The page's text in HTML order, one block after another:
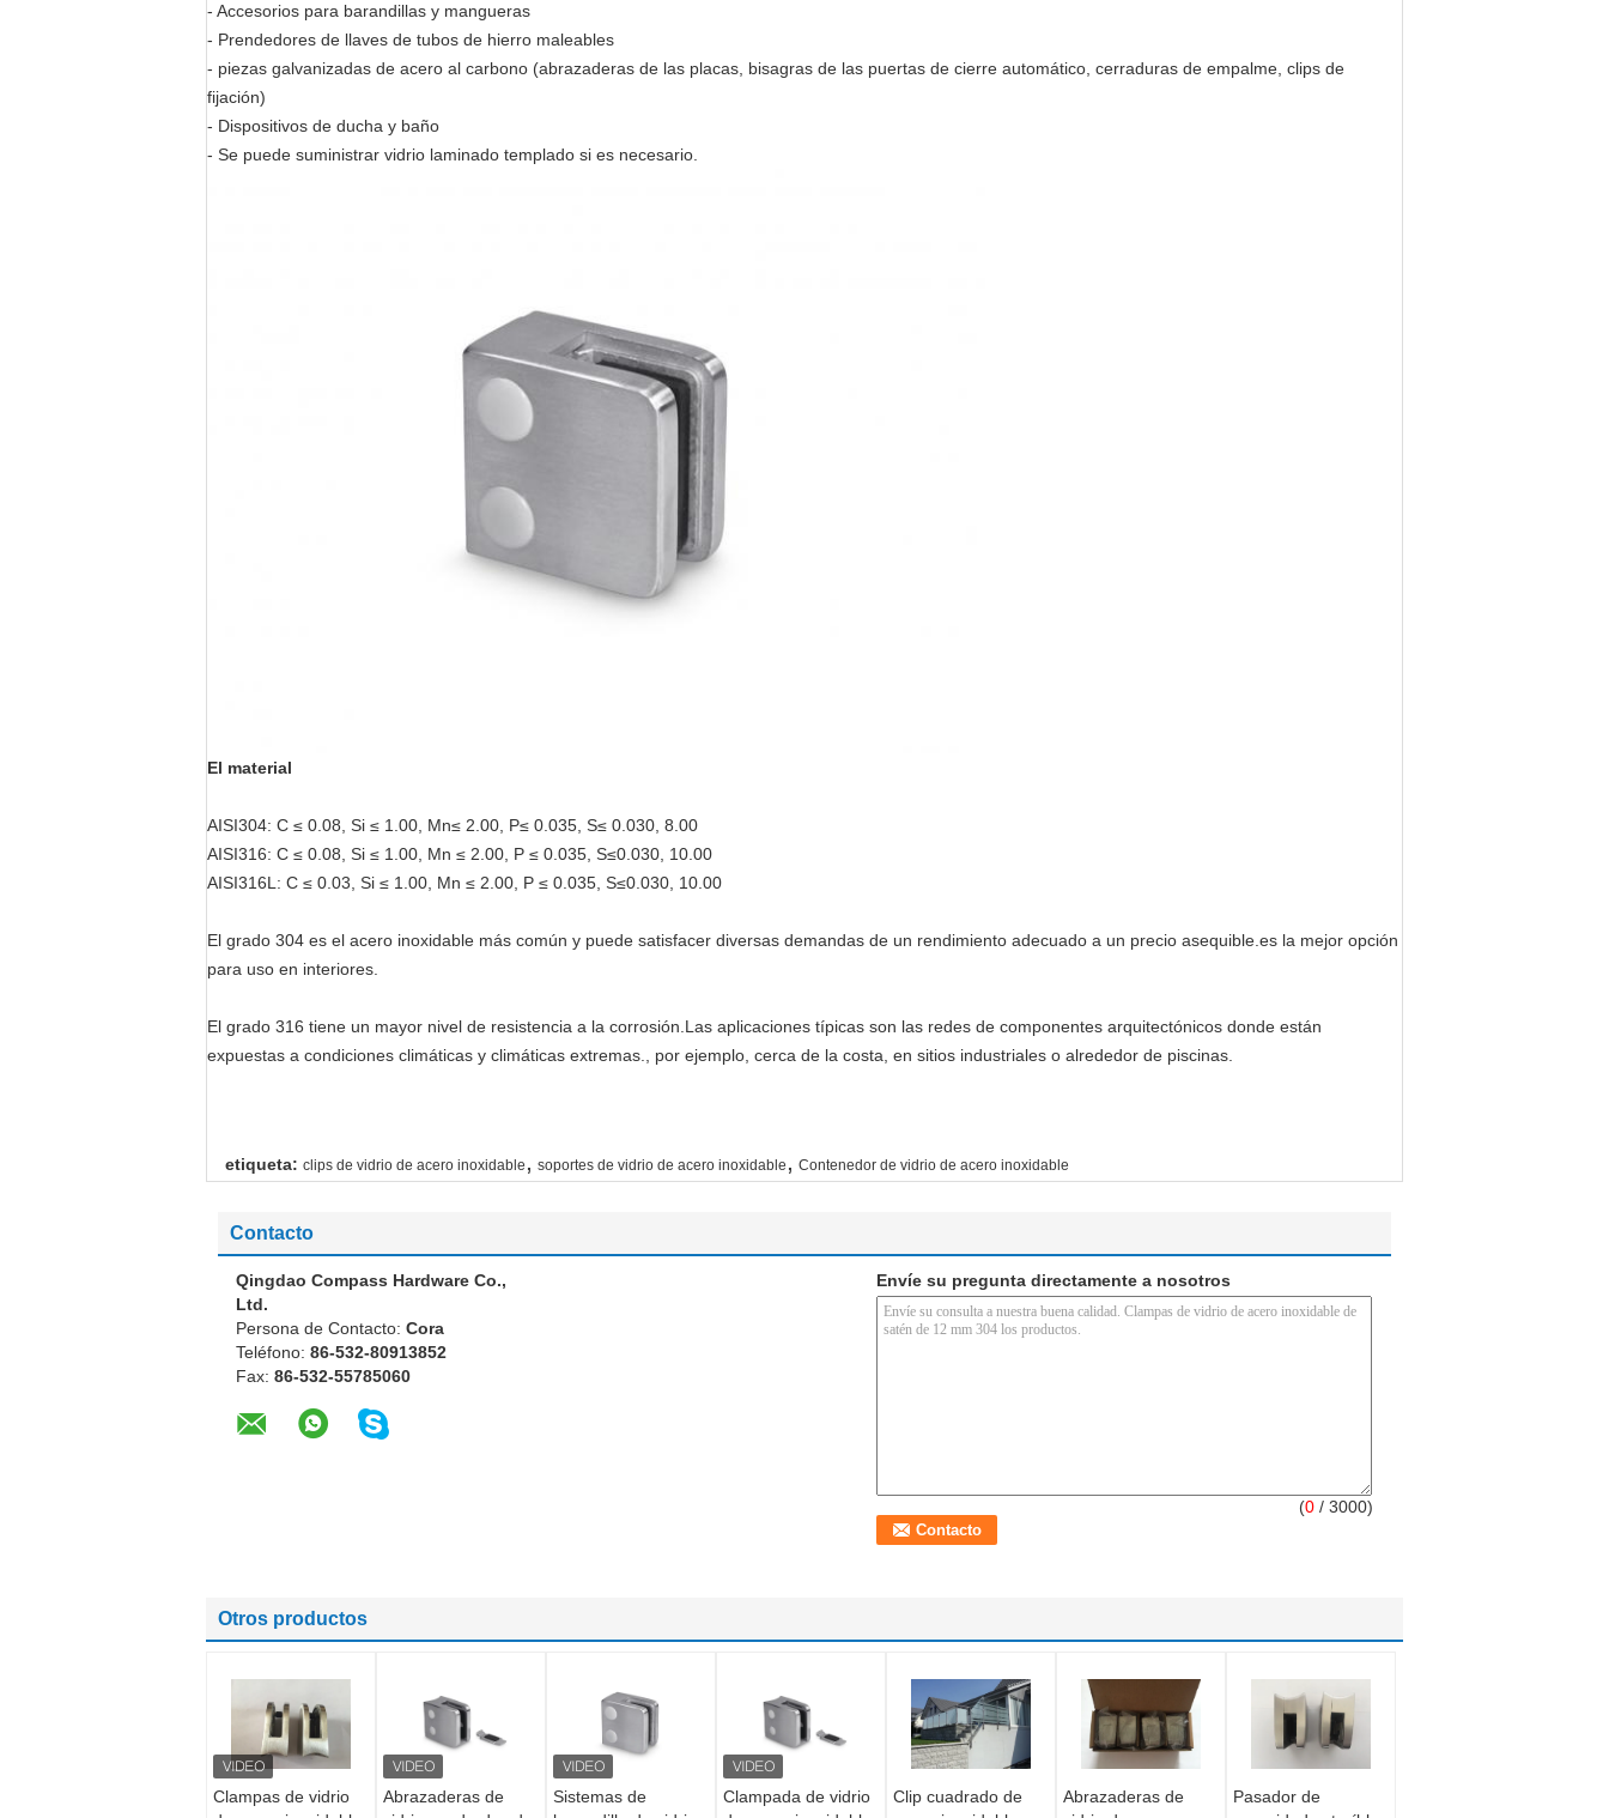
- Accesorios para barandillas y mangueras
- Prendedores de llaves de tubos de hierro maleables
- piezas galvanizadas de acero al carbono (abrazaderas de las placas, bisagras de las puertas de cierre automático, cerraduras de empalme, clips de
fijación)
- Dispositivos de ducha y baño
- Se puede suministrar vidrio laminado templado si es necesario.
El material
AISI304: C ≤ 0.08, Si ≤ 1.00, Mn≤ 2.00, P≤ 0.035, S≤ 0.030, 8.00
AISI316: C ≤ 0.08, Si ≤ 1.00, Mn ≤ 2.00, P ≤ 0.035, S≤0.030, 10.00
AISI316L: C ≤ 0.03, Si ≤ 1.00, Mn ≤ 2.00, P ≤ 0.035, S≤0.030, 10.00
El grado 304 es el acero inoxidable más común y puede satisfacer diversas demandas de un rendimiento adecuado a un precio asequible.es la mejor opción
para uso en interiores.
El grado 316 tiene un mayor nivel de resistencia a la corrosión.Las aplicaciones típicas son las redes de componentes arquitectónicos donde están
expuestas a condiciones climáticas y climáticas extremas., por ejemplo, cerca de la costa, en sitios industriales o alrededor de piscinas.
etiqueta: clips de vidrio de acero inoxidable soportes de vidrio de acero inoxidable Contenedor de vidrio de acero inoxidable
Contacto
Qingdao Compass Hardware Co.,
Ltd.
Persona de Contacto: Cora
Teléfono: 86-532-80913852
Fax: 86-532-55785060
Envíe su pregunta directamente a nosotros
(0 / 3000)
Otros productos
Clampas de vidrio
Abrazaderas de
Sistemas de
Clampada de vidrio
Clip cuadrado de
Abrazaderas de
Pasador de